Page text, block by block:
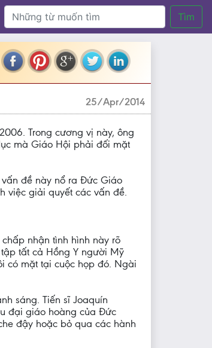
Tìm
25/Apr/2014
Trong cương vị này, ông
mà Giáo Hội phải đối mặt
vấn đề này nổ ra Đức Giáo
việc giải quyết các vấn đề.
nhận tình hình này rõ
tất cả Hồng Y người Mỹ
có mặt tại cuộc họp đó. Ngài
sáng. Tiến sĩ Joaquín
đại giáo hoàng của Đức
đậy hoặc bỏ qua các hành